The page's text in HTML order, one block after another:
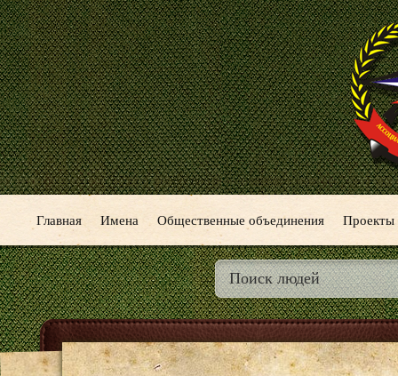
Главная Имена Общественные объединения Проекты